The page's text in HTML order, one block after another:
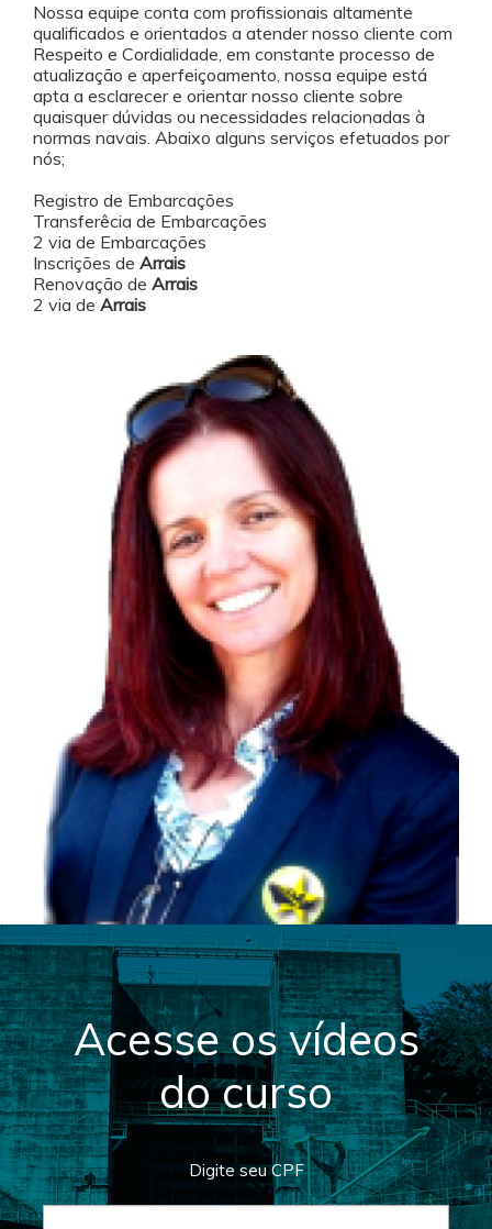
Nossa equipe conta com profissionais altamente
qualificados e orientados a atender nosso cliente com
Respeito e Cordialidade, em constante processo de
atualização e aperfeiçoamento, nossa equipe está
apta a esclarecer e orientar nosso cliente sobre
quaisquer dúvidas ou necessidades relacionadas à
normas navais. Abaixo alguns serviços efetuados por
nós;
Registro de Embarcações
Transferêcia de Embarcações
2 via de Embarcações
Inscrições de Arrais
Renovação de Arrais
2 via de Arrais
Acesse os vídeos
do curso
Digite seu CPF